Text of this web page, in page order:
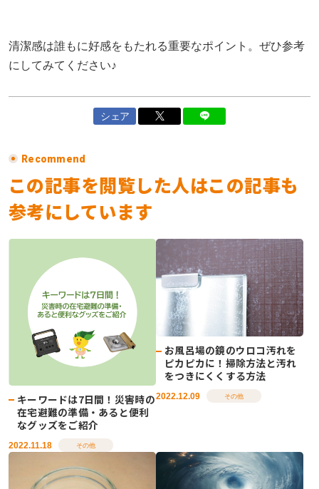
清潔感は誰もに好感をもたれる重要なポイント。ぜひ参考
にしてみてください♪
シェア
Recommend
この記事を閲覧した人はこの記事も
参考にしています
キーワードは7日間！災害時の
在宅避難の準備・あると便利
なグッズをご紹介
2022.11.18 その他
お風呂場の鏡のウロコ汚れを
ピカピカに！掃除方法と汚れ
をつきにくくする方法
2022.12.09 その他